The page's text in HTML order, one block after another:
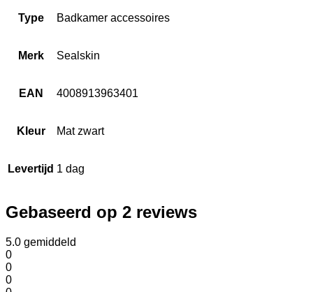
Type Badkamer accessoires
Merk Sealskin
EAN 4008913963401
Kleur Mat zwart
Levertijd 1 dag
Gebaseerd op 2 reviews
5.0 gemiddeld
0
0
0